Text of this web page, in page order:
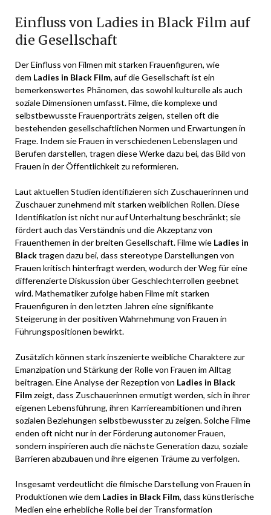
Einfluss von Ladies in Black Film auf
die Gesellschaft
Der Einfluss von Filmen mit starken Frauenfiguren, wie
dem Ladies in Black Film, auf die Gesellschaft ist ein
bemerkenswertes Phänomen, das sowohl kulturelle als auch
soziale Dimensionen umfasst. Filme, die komplexe und
selbstbewusste Frauenporträts zeigen, stellen oft die
bestehenden gesellschaftlichen Normen und Erwartungen in
Frage. Indem sie Frauen in verschiedenen Lebenslagen und
Berufen darstellen, tragen diese Werke dazu bei, das Bild von
Frauen in der Öffentlichkeit zu reformieren.
Laut aktuellen Studien identifizieren sich Zuschauerinnen und
Zuschauer zunehmend mit starken weiblichen Rollen. Diese
Identifikation ist nicht nur auf Unterhaltung beschränkt; sie
fördert auch das Verständnis und die Akzeptanz von
Frauenthemen in der breiten Gesellschaft. Filme wie Ladies in
Blacktragen dazu bei, dass stereotype Darstellungen von
Frauen kritisch hinterfragt werden, wodurch der Weg für eine
differenzierte Diskussion über Geschlechterrollen geebnet
wird. Mathematiker zufolge haben Filme mit starken
Frauenfiguren in den letzten Jahren eine signifikante
Steigerung in der positiven Wahrnehmung von Frauen in
Führungspositionen bewirkt.
Zusätzlich können stark inszenierte weibliche Charaktere zur
Emanzipation und Stärkung der Rolle von Frauen im Alltag
beitragen. Eine Analyse der Rezeption von Ladies in Black
Filmzeigt, dass Zuschauerinnen ermutigt werden, sich in ihrer
eigenen Lebensführung, ihren Karriereambitionen und ihren
sozialen Beziehungen selbstbewusster zu zeigen. Solche Filme
enden oft nicht nur in der Förderung autonomer Frauen,
sondern inspirieren auch die nächste Generation dazu, soziale
Barrieren abzubauen und ihre eigenen Träume zu verfolgen.
Insgesamt verdeutlicht die filmische Darstellung von Frauen in
Produktionen wie dem Ladies in Black Film, dass künstlerische
Medien eine erhebliche Rolle bei der Transformation